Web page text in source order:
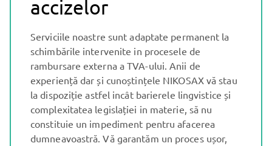
accizelor
Serviciile noastre sunt adaptate permanent la
schimbările intervenite in procesele de
rambursare externa a TVA-ului. Anii de
experiență dar și cunoștințele NIKOSAX vă stau
la dispoziție astfel incât barierele lingvistice și
complexitatea legislației in materie, să nu
constituie un impediment pentru afacerea
dumneavoastră. Vă garantăm un proces ușor,